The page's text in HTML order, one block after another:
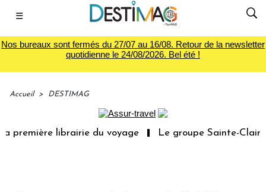
☰
Nos bureaux sont fermés du 27/07 au 16/08. Retour de la newsletter
quotidienne le 24/08/2026. Bel été !
Accueil > DESTIMAG
librairie du voyage Le groupe Sainte-Claire